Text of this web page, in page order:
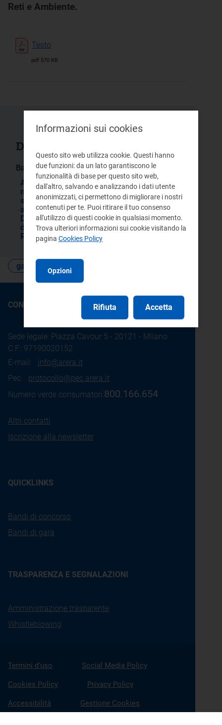
Reti e Ambiente.
Testo
pdf 570 KB
Documenti collegati
Bandi gara:
Avvio di una preliminare indagine di
mercato ai fini dell’affidamento del
servizio di distribuzione dei notiziari delle
agenzie di stampa a supporto della
Direzione Comunicazione e Media
dell’Autorità di Regolazione per Energia
Reti e Ambiente.
gare e contratti
CONTATTI
Sede legale: Piazza Cavour 5 - 20121 - Milano
C.F.: 97190020152
E-mail: info@arera.it
Pec: protocollo@pec.arera.it
Numero verde consumatori:800.166.654
Altri contatti
Iscrizione alla newsletter
QUICKLINKS
Bandi di concorso
Bandi di gara
TRASPARENZA E SEGNALAZIONI
Amministrazione trasparente
Whistleblowing
Termini d'uso Social Media Policy
Cookies Policy Privacy Policy
Accessibilità Gestione Cookies
Informazioni sui cookies
Questo sito web utilizza cookie. Questi hanno
due funzioni: da un lato garantiscono le
funzionalità di base per questo sito web,
dall'altro, salvando e analizzando i dati utente
anonimizzati, ci permettono di migliorare i nostri
contenuti per te. Puoi ritirare il tuo consenso
all'utilizzo di questi cookie in qualsiasi momento.
Trova ulteriori informazioni sui cookie visitando la
pagina Cookies Policy
Opzioni
Rifiuta Accetta